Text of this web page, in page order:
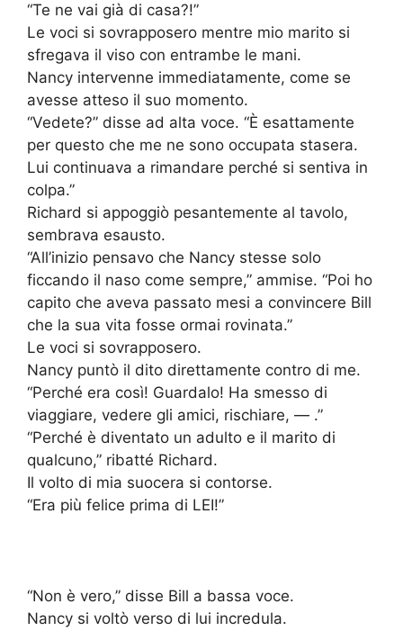
“Te ne vai già di casa?!”
Le voci si sovrapposero mentre mio marito si
sfregava il viso con entrambe le mani.
Nancy intervenne immediatamente, come se
avesse atteso il suo momento.
“Vedete?” disse ad alta voce. “È esattamente
per questo che me ne sono occupata stasera.
Lui continuava a rimandare perché si sentiva in
colpa.”
Richard si appoggiò pesantemente al tavolo,
sembrava esausto.
“All’inizio pensavo che Nancy stesse solo
ficcando il naso come sempre,” ammise. “Poi ho
capito che aveva passato mesi a convincere Bill
che la sua vita fosse ormai rovinata.”
Le voci si sovrapposero.
Nancy puntò il dito direttamente contro di me.
“Perché era così! Guardalo! Ha smesso di
viaggiare, vedere gli amici, rischiare, — .”
“Perché è diventato un adulto e il marito di
qualcuno,” ribatté Richard.
Il volto di mia suocera si contorse.
“Era più felice prima di LEI!”
“Non è vero,” disse Bill a bassa voce.
Nancy si voltò verso di lui incredula.